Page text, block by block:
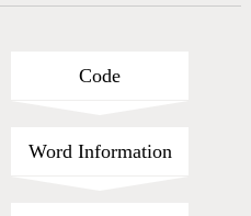
Code
Word Information